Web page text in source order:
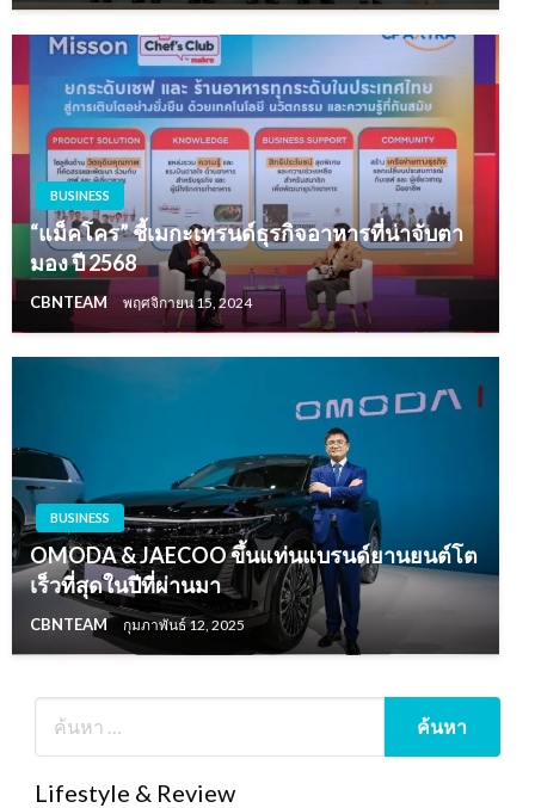
BUSINESS
“แม็คโคร” ชี้เมกะเทรนด์ธุรกิจอาหารที่น่าจับตา
มอง ปี 2568
CBNTEAM พฤศจิกายน 15, 2024
BUSINESS
OMODA & JAECOO ขึ้นแท่นแบรนด์ยานยนต์โต
เร็วที่สุดในปีที่ผ่านมา
CBNTEAM กุมภาพันธ์ 12, 2025
Lifestyle & Review